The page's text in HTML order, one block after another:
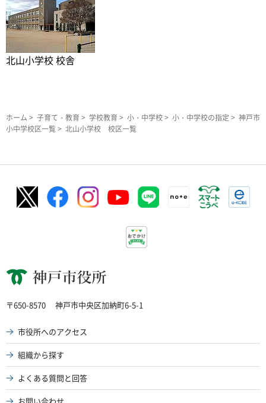
北山小学校 校舎
ホーム > 子育て・教育 > 学校教育 > 小・中学校> 小・中学校の指定 > 神戸市
小中学校区一覧> 北山小学校 校区一覧
神戸市役所
〒650-8570 神戸市中央区加納町6-5-1
市役所へのアクセス
組織から探す
よくある質問と回答